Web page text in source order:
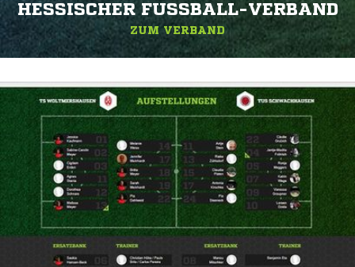
HESSISCHER FUSSBALL-VERBAND
ZUM VERBAND